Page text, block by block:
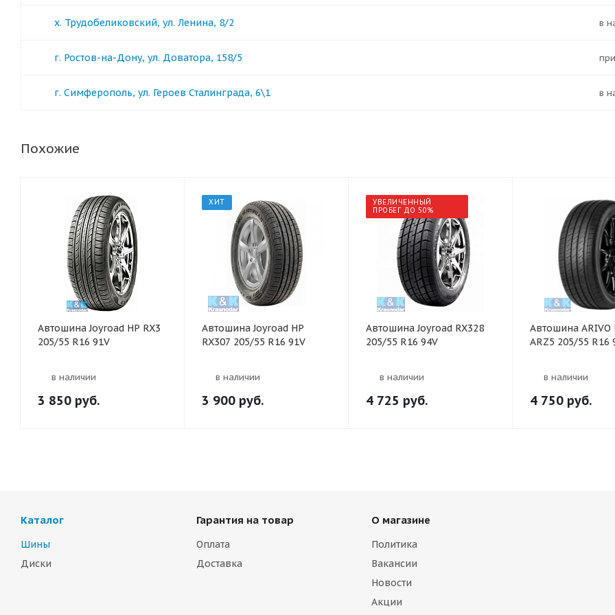
в
х. Трудобеликовский, ул. Ленина, 8/2
г. Ростов-на-Дону, ул. Доватора, 158/5
в
г. Симферополь, ул. Героев Сталинграда, 6\1
Похожие
Автошина Joyroad HP RX3
205/55 R16 91V
в наличии
3 850 руб.
ХИТ
Автошина Joyroad HP
RX307 205/55 R16 91V
в наличии
3 900 руб.
УВЕЛИЧЕННЫЙ
ПРОБЕГ ДО 50%
Автошина Joyroad RX328
205/55 R16 94V
в наличии
4 725 руб.
Автошина
ARZ5 205/55 R16
в наличии
4 750 руб.
Каталог
Шины
Диски
Гарантия на товар
Оплата
Доставка
О магазине
Политика
Вакансии
Новости
Акции